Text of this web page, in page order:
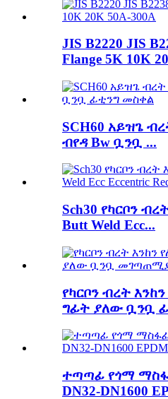
JIS B2220 JIS
Flange 5K 10K
SCH60 አይዝጌ
ብየዳ Bw ቧንቧ ...
Sch30 የካርቦን
Butt Weld Ecc...
የካርቦን ብረት
ግፊት ያለው ቧንቧ
ተጣጣፊ የጎማ
DN32-DN1600